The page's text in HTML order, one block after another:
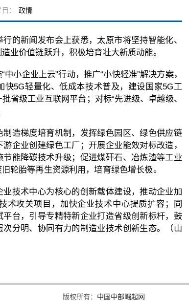
： 政情
的新闻发布会上获悉，太原市将坚持智能化、
业价值链跃升，积极培育壮大新质动能。
小企业上云”行动，推广“小快轻准”解决方案，
5G轻量化、低成本技术普及，建设国家5G工
省级工业互联网平台；对标“先进级、卓越级、
造梯度培育机制，发挥绿色园区、绿色供应链
企业创建绿色工厂；开展企业能效对标改造，
能降碳技术升级；促进煤矸石、冶炼渣等工业
轮胎等再生资源利用，培育绿色增长极。
技术中心为核心的创新载体建设，推动企业加
术攻关项目，加快企业技术中心提质扩容；同
台，引导专精特新企业打造省级创新标杆，鼓
分明、协同有力的制造业技术创新生态。
（山
版权所有： 中国中部崛起网